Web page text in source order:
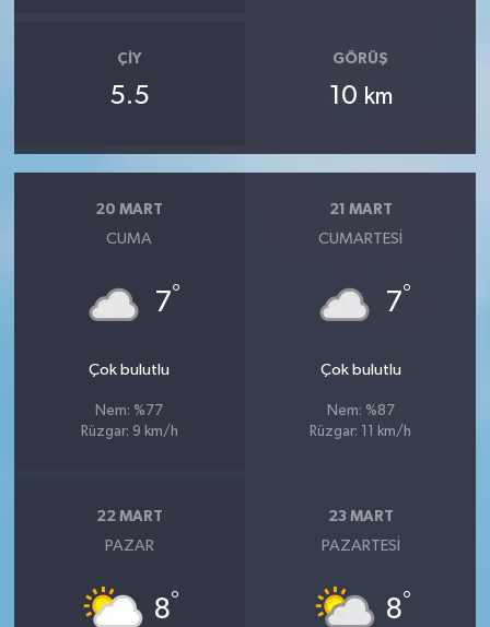
ÇIY
5.5
GÖRÜŞ
10 km
20 MART
CUMA
7°
Çok bulutlu
Nem: %77
Rüzgar: 9 km/h
21 MART
CUMARTESI
7°
Çok bulutlu
Nem: %87
Rüzgar: 11 km/h
22 MART
PAZAR
8°
23 MART
PAZARTESI
8°